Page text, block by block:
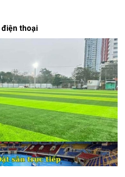
thoại